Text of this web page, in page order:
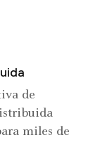
de
miles de